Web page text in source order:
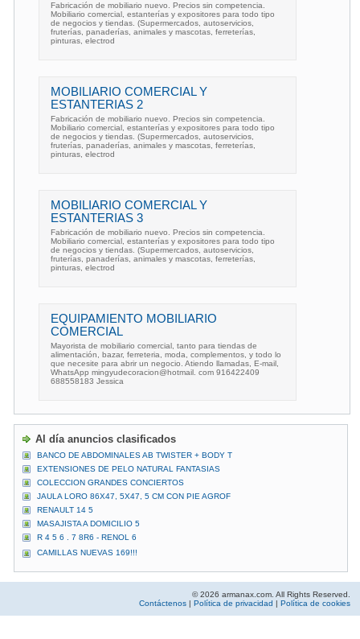
Fabricación de mobiliario nuevo. Precios sin competencia.
Mobiliario comercial, estanterías y expositores para todo tipo
de negocios y tiendas. (Supermercados, autoservicios,
fruterías, panaderías, animales y mascotas, ferreterías,
pinturas, electrod
MOBILIARIO COMERCIAL Y
ESTANTERIAS 2
Fabricación de mobiliario nuevo. Precios sin competencia.
Mobiliario comercial, estanterías y expositores para todo tipo
de negocios y tiendas. (Supermercados, autoservicios,
fruterías, panaderías, animales y mascotas, ferreterías,
pinturas, electrod
MOBILIARIO COMERCIAL Y
ESTANTERIAS 3
Fabricación de mobiliario nuevo. Precios sin competencia.
Mobiliario comercial, estanterías y expositores para todo tipo
de negocios y tiendas. (Supermercados, autoservicios,
fruterías, panaderías, animales y mascotas, ferreterías,
pinturas, electrod
EQUIPAMIENTO MOBILIARIO
COMERCIAL
Mayorista de mobiliario comercial, tanto para tiendas de
alimentación, bazar, ferreteria, moda, complementos, y todo lo
que necesite para abrir un negocio. Atiendo llamadas, E-mail,
WhatsApp mingyudecoracion@hotmail. com 916422409
688558183 Jessica
Al día anuncios clasificados
BANCO DE ABDOMINALES AB TWISTER + BODY T
EXTENSIONES DE PELO NATURAL FANTASIAS
COLECCION GRANDES CONCIERTOS
JAULA LORO 86X47, 5X47, 5 CM CON PIE AGROF
RENAULT 14 5
MASAJISTA A DOMICILIO 5
R 4 5 6 . 7 8R6 - RENOL 6
CAMILLAS NUEVAS 169!!!
© 2026 armanax.com. All Rights Reserved.
Contáctenos | Política de privacidad | Política de cookies